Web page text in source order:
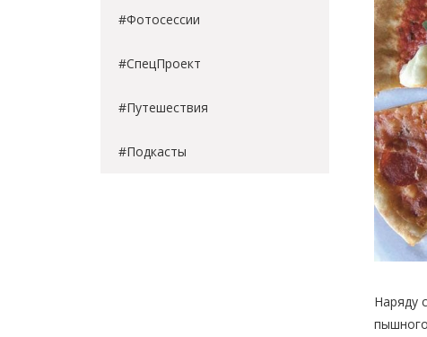
#Фотосессии
#СпецПроект
#Путешествия
#Подкасты
Наряду